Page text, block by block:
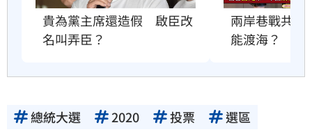
貴為黨主席還造假　啟臣改
名叫弄臣？
兩岸巷戰共軍
能渡海？
總統大選 2020 投票 選區